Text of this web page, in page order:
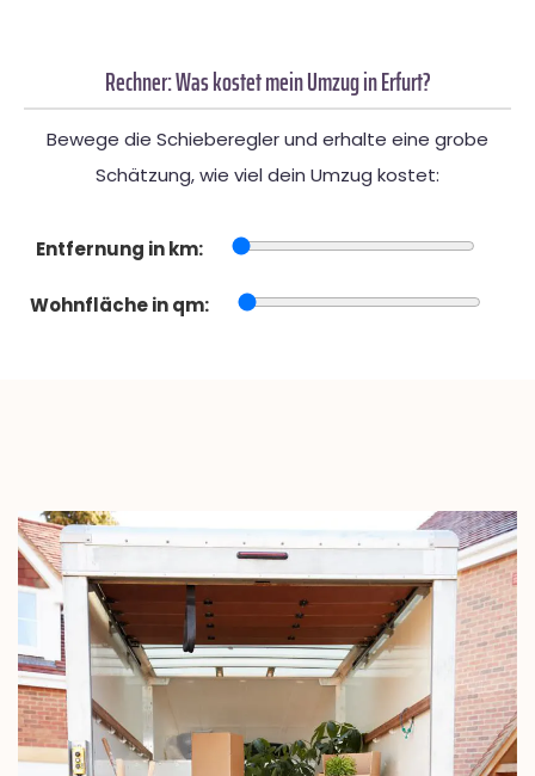
Rechner: Was kostet mein Umzug in Erfurt?
Bewege die Schieberegler und erhalte eine grobe
Schätzung, wie viel dein Umzug kostet:
Entfernung in km:
Wohnfläche in qm: